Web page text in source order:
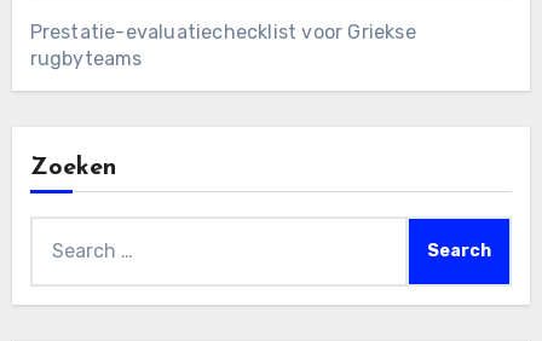
Prestatie-evaluatiechecklist voor Griekse
rugbyteams
Zoeken